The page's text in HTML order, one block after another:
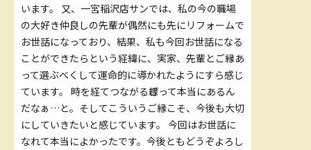
います。 又、一宮稲沢店サンでは、私の今の職場
の大好き仲良しの先輩が偶然にも先にリフォームで
お世話になっており、結果、私も今回お世話になる
ことができたらという経緯に、実家、先輩とご縁あ
って選ぶべくして運命的に導かれたようにすら感じ
ています。 時を経てつながるこ゚縁って本当にあるん
だなぁ…と。そしてこういうご縁こそ、今後も大切
にしていきたいと感じています。 今回はお世話に
なれて本当によかったです。今後ともどうぞよろし